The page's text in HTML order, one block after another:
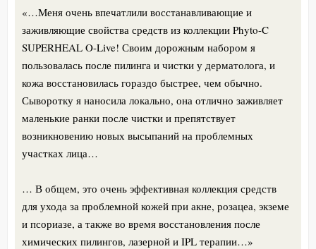
«…Меня очень впечатлили восстанавливающие и
заживляющие свойства средств из коллекции Phyto-C
SUPERHEAL O-Live! Своим дорожным набором я
пользовалась после пилинга и чистки у дерматолога, и
кожа восстановилась гораздо быстрее, чем обычно.
Сыворотку я наносила локально, она отлично заживляет
маленькие ранки после чистки и препятствует
возникновению новых высыпаний на проблемных
участках лица…
… В общем, это очень эффективная коллекция средств
для ухода за проблемной кожей при акне, розацеа, экземе
и псориазе, а также во время восстановления после
химических пилингов, лазерной и IPL терапии…»